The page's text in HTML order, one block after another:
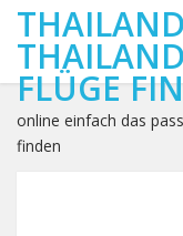
FLÜGE
online einfach das
finden